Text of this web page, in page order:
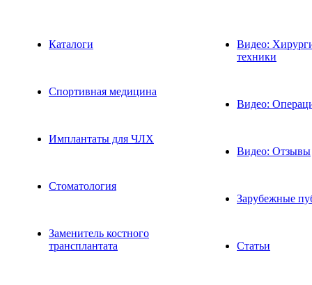
Каталоги
Спортивная медицина
Имплантаты для ЧЛХ
Стоматология
Заменитель костного
трансплантата
Видео:
техники
Видео:
Видео: Отзывы
Зарубежные
Статьи